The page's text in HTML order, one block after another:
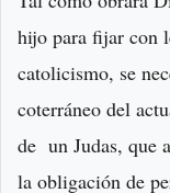
hijo para fijar con
catolicismo, se
coterráneo del
de un Judas, que
la obligación de